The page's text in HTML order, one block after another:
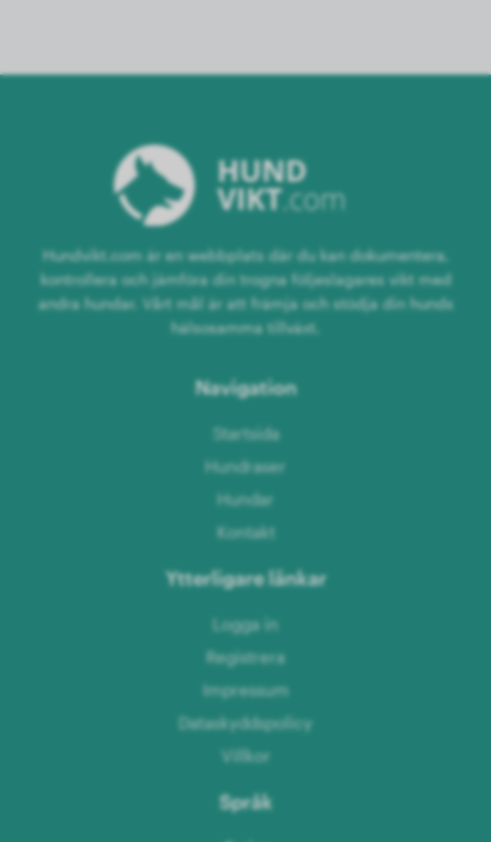
Hundvikt.com är en webbplats där du kan dokumentera,
kontrollera och jämföra din trogna följeslagares vikt med
andra hundar. Vårt mål är att främja och stödja din hunds
hälsosamma tillväxt.
Navigation
Startsida
Hundraser
Hundar
Kontakt
Ytterligare länkar
Logga in
Registrera
Impressum
Dataskyddspolicy
Villkor
Språk